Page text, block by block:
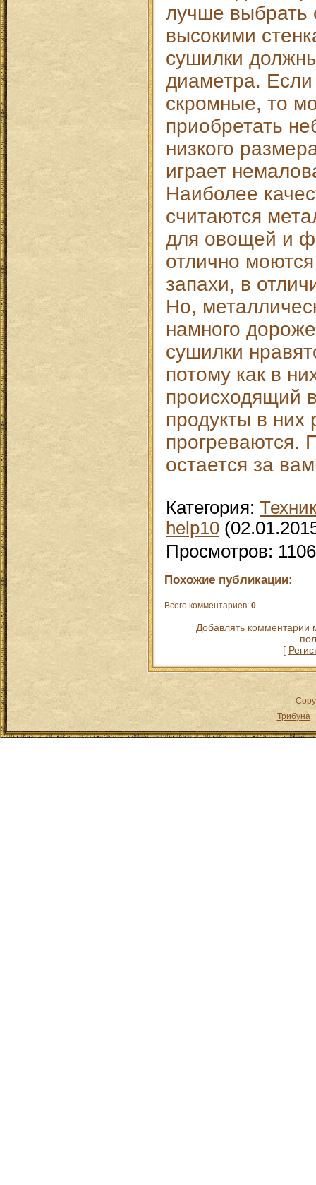
лучше выбрать
высокими
сушилки
диаметра.
скромные, то
приобретать
низкого
играет
Наиболее
считаются
для овощей и
отлично
запахи, в
Но,
намного
сушилки
потому как в
происходящий
продукты в них
прогреваются.
остается за
Категория:
help10
Просмотров: 1106
Похожие публикации:
Всего комментариев: 0
Добавлять комментарии
[
Трибуна